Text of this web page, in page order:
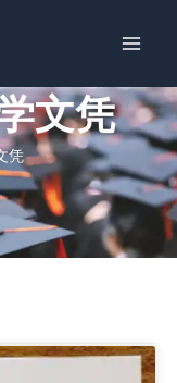
文凭
凭